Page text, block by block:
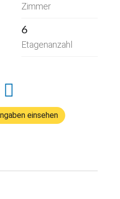
Zimmer
6
Etagenanzahl
einsehen